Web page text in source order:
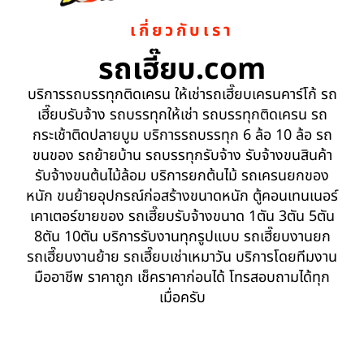
เกี่ยวกับเรา
รถเฮี๊ยบ.com
บริการรถบรรทุกติดเครน ให้เช่ารถเฮี๊ยบเครนคาร์โก้ รถ
เฮี๊ยบรับจ้าง รถบรรทุกให้เช่า รถบรรทุกติดเครน รถ
กระเช้าติดปลายบูม บริการรถบรรทุก 6 ล้อ 10 ล้อ รถ
ขนของ รถย้ายบ้าน รถบรรทุกรับจ้าง รับจ้างขนสินค้า
รับจ้างขนต้นไม้ล้อม บริการยกต้นไม้ รถเครนยกของ
หนัก ขนย้ายอุปกรณ์ก่อสร้างขนาดหนัก ตู้คอนเทนเนอร์
เคาเตอร์ขายของ รถเฮี๊ยบรับจ้างขนาด 1ตัน 3ตัน 5ตัน
8ตัน 10ตัน บริการรับงานทุกรูปแบบ รถเฮี๊ยบงานยก
รถเฮี๊ยบงานย้าย รถเฮี๊ยบเช่าเหมาวัน บริการโดยทีมงาน
มืออาชีพ ราคาถูก เช็คราคาก่อนได้ โทรสอบถามได้ทุก
เมื่อครับ